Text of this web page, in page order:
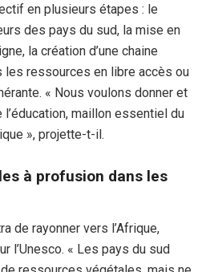
en plusieurs étapes : le
des pays du sud, la mise en
la création d’une chaine
les ressources en libre accès ou
« Nous voulons donner et
maillon essentiel du
», projette-t-il.
à profusion dans les
de rayonner vers l’Afrique,
l’Unesco. « Les pays du sud